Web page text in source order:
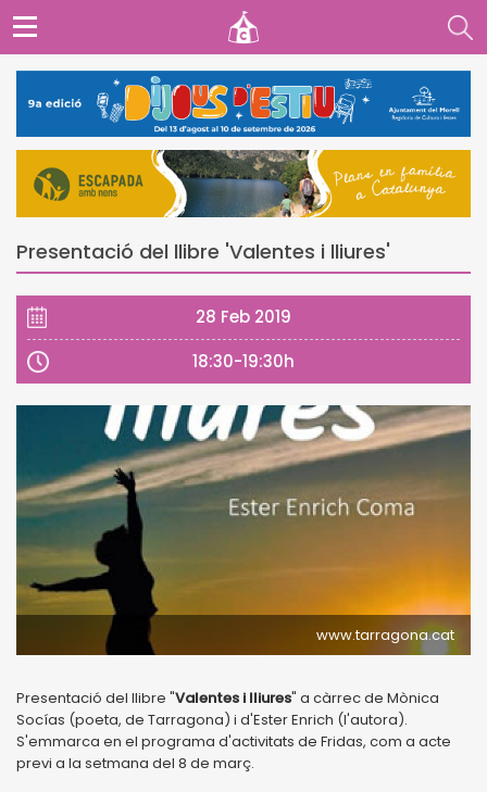
Presentació del llibre 'Valentes i lliures'
28 Feb 2019
18:30-19:30h
www.tarragona.cat
Presentació del llibre "Valentes i lliures" a càrrec de Mònica
Socías (poeta, de Tarragona) i d'Ester Enrich (l'autora).
S'emmarca en el programa d'activitats de Fridas, com a acte
previ a la setmana del 8 de març.